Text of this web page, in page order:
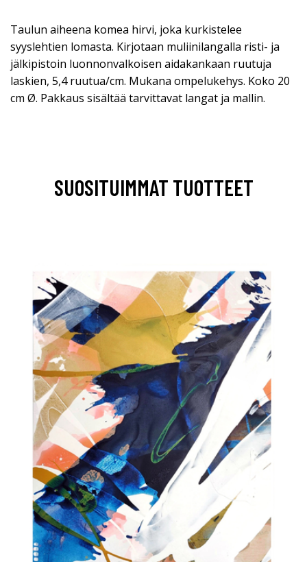
Taulun aiheena komea hirvi, joka kurkistelee
syyslehtien lomasta. Kirjotaan muliinilangalla risti- ja
jälkipistoin luonnonvalkoisen aidakankaan ruutuja
laskien, 5,4 ruutua/cm. Mukana ompelukehys. Koko 20
cm Ø. Pakkaus sisältää tarvittavat langat ja mallin.
SUOSITUIMMAT TUOTTEET